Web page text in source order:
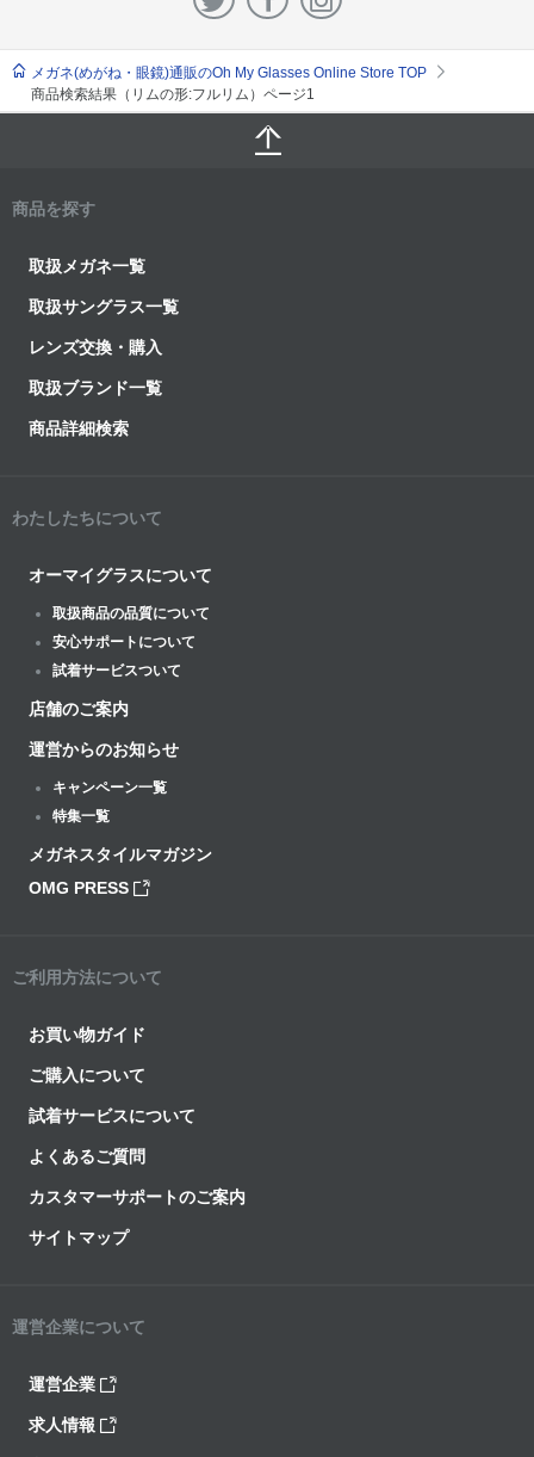
メガネ(めがね・眼鏡)通販のOh My Glasses Online Store TOP
商品検索結果（リムの形:フルリム）ページ1
商品を探す
取扱メガネ一覧
取扱サングラス一覧
レンズ交換・購入
取扱ブランド一覧
商品詳細検索
わたしたちについて
オーマイグラスについて
取扱商品の品質について
安心サポートについて
試着サービスついて
店舗のご案内
運営からのお知らせ
キャンペーン一覧
特集一覧
メガネスタイルマガジン
OMG PRESS
ご利用方法について
お買い物ガイド
ご購入について
試着サービスについて
よくあるご質問
カスタマーサポートのご案内
サイトマップ
運営企業について
運営企業
求人情報